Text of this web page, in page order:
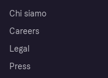
Chi siamo
Careers
Legal
Press